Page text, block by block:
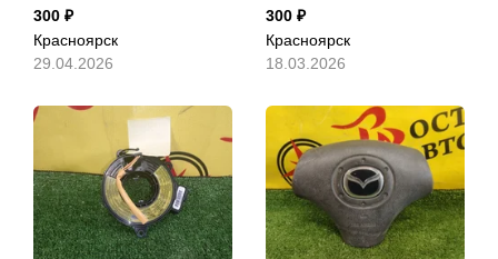
300
Красноярск
29.04.2026
300
Красноярск
18.03.2026